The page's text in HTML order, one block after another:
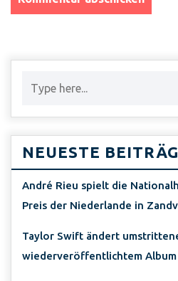
NEUESTE
André Rieu spielt die
Preis der Niederlande in
Taylor Swift ändert
wiederveröffentlichtem Album